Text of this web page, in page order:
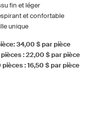
fin et léger
et confortable
unique
34,00 $ par pièce
pièces : 22,00 $ par pièce
pièces : 16,50 $ par pièce